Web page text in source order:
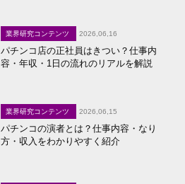
業界研究コンテンツ 2026,06,16
パチンコ店の正社員はきつい？仕事内
容・年収・1日の流れのリアルを解説
業界研究コンテンツ 2026,06,15
パチンコの演者とは？仕事内容・なり
方・収入をわかりやすく紹介